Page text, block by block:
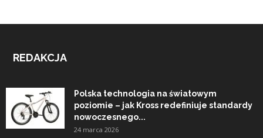
REDAKCJA
Polska technologia na światowym
poziomie – jak Kross redefiniuje standardy
nowoczesnego...
24 marca 2026